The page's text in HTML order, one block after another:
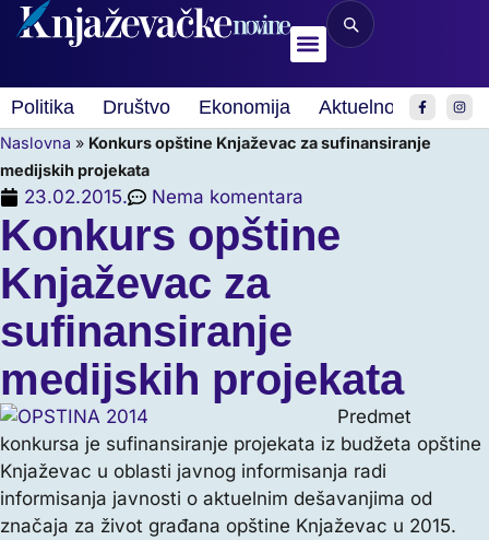
Politika Društvo Ekonomija Aktuelnosti Sport
Naslovna » Konkurs opštine Knjaževac za sufinansiranje
medijskih projekata
23.02.2015. Nema komentara
Konkurs opštine
Knjaževac za
sufinansiranje
medijskih projekata
Predmet
konkursa je sufinansiranje projekata iz budžeta opštine
Knjaževac u oblasti javnog informisanja radi
informisanja javnosti o aktuelnim dešavanjima od
značaja za život građana opštine Knjaževac u 2015.